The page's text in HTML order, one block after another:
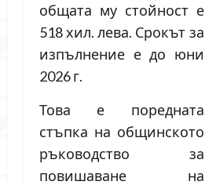
общата му стойност е
518 хил. лева. Срокът за
изпълнение е до юни
2026 г.
Това е поредната
стъпка на общинското
ръководство за
повишаване на